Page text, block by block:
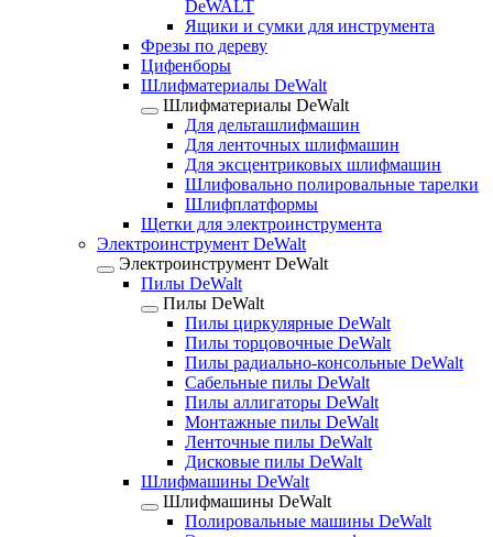
DeWALT
Ящики и сумки для инструмента
Фрезы по дереву
Цифенборы
Шлифматериалы DeWalt
Шлифматериалы DeWalt
Для дельташлифмашин
Для ленточных шлифмашин
Для эксцентриковых шлифмашин
Шлифовально полировальные тарелки
Шлифплатформы
Щетки для электроинструмента
Электроинструмент DeWalt
Электроинструмент DeWalt
Пилы DeWalt
Пилы DeWalt
Пилы циркулярные DeWalt
Пилы торцовочные DeWalt
Пилы радиально-консольные DeWalt
Сабельные пилы DeWalt
Пилы аллигаторы DeWalt
Монтажные пилы DeWalt
Ленточные пилы DeWalt
Дисковые пилы DeWalt
Шлифмашины DeWalt
Шлифмашины DeWalt
Полировальные машины DeWalt